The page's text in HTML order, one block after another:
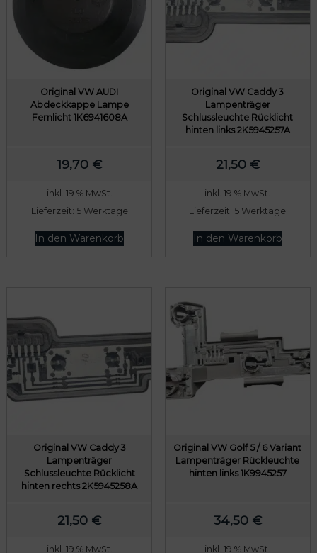
Original VW AUDI
Abdeckkappe Lampe
Fernlicht 1K6941608A
19,70 €
inkl. 19 % MwSt.
Lieferzeit: 5 Werktage
In den Warenkorb
Original VW Caddy 3
Lampenträger
Schlussleuchte Rücklicht
hinten links 2K5945257A
21,50 €
inkl. 19 % MwSt.
Lieferzeit: 5 Werktage
In den Warenkorb
Original VW Caddy 3
Lampenträger
Schlussleuchte Rücklicht
hinten rechts 2K5945258A
21,50 €
inkl. 19 % MwSt.
Original VW Golf 5 / 6 Variant
Lampenträger Rückleuchte
hinten links 1K9945257
34,50 €
inkl. 19 % MwSt.